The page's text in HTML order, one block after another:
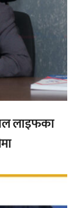
लाइफका